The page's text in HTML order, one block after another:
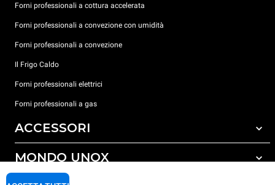
Forni professionali a cottura accelerata
Forni professionali a convezione con umidità
Forni professionali a convezione
Il Frigo Caldo
Forni professionali elettrici
Forni professionali a gas
ACCESSORI
Tutti gli accessori
Detergenti per lavaggio automatico
MONDO UNOX